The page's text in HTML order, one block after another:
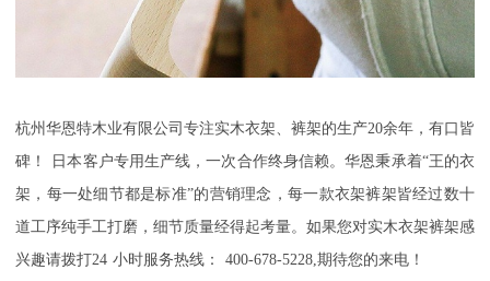
杭州华恩特木业有限公司 专注实木衣架、裤架的生产20余年，有口皆
碑！
日本客户专用生产线，一次合作终身信赖。华恩秉承着“王的衣
架，每一处细节都是标准”的营销理念，每一款衣架裤架皆经过数十
道工序纯手工打磨，细节质量经得起考量。如果您对实木衣架裤架感
兴趣请拨打24 小时服务热线： 400-678-5228,期待您的来电！